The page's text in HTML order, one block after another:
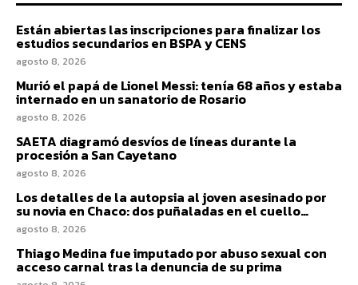
Están abiertas las inscripciones para finalizar los
estudios secundarios en BSPA y CENS
agosto 8, 2026
Murió el papá de Lionel Messi: tenía 68 años y estaba
internado en un sanatorio de Rosario
agosto 8, 2026
SAETA diagramó desvíos de líneas durante la
procesión a San Cayetano
agosto 8, 2026
Los detalles de la autopsia al joven asesinado por
su novia en Chaco: dos puñaladas en el cuello…
agosto 8, 2026
Thiago Medina fue imputado por abuso sexual con
acceso carnal tras la denuncia de su prima